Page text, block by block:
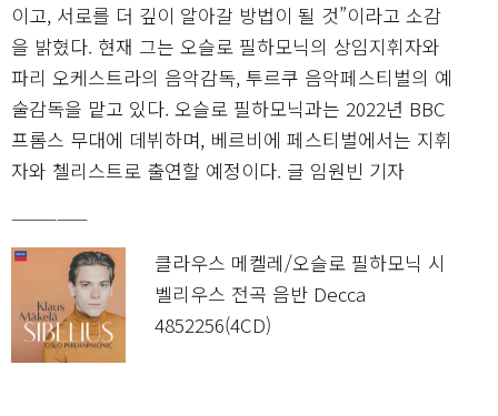
이고, 서로를 더 깊이 알아갈 방법이 될 것”이라고 소감
을 밝혔다. 현재 그는 오슬로 필하모닉의 상임지휘자와
파리 오케스트라의 음악감독, 투르쿠 음악페스티벌의 예
술감독을 맡고 있다. 오슬로 필하모닉과는 2022년 BBC
프롬스 무대에 데뷔하며, 베르비에 페스티벌에서는 지휘
자와 첼리스트로 출연할 예정이다. 글 임원빈 기자
—————
클라우스 메켈레/오슬로 필하모닉 시
벨리우스 전곡 음반 Decca
4852256(4CD)